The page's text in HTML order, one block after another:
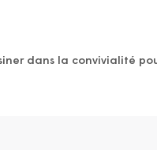
dans la convivialité